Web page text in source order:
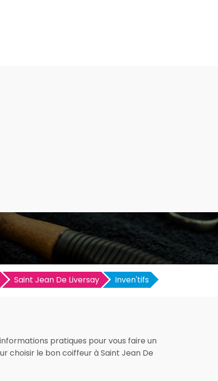
Saint Jean De Liversay Inven'tifs
pratiques pour vous faire un
choisir le bon coiffeur à Saint Jean De